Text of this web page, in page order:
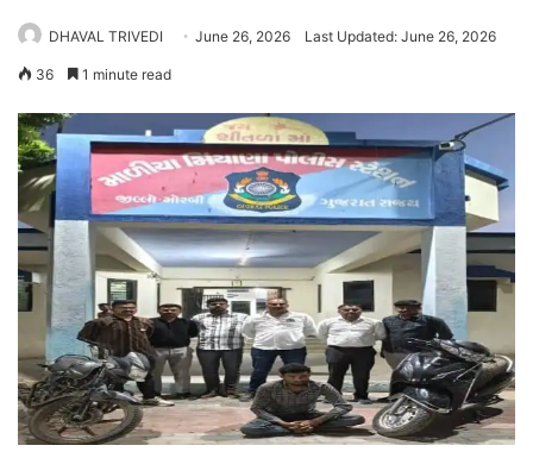
DHAVAL TRIVEDI June 26, 2026 Last Updated: June 26, 2026
36 1 minute read